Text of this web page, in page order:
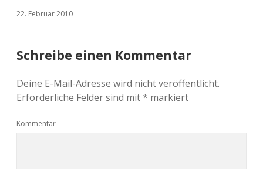
22. Februar 2010
Schreibe einen Kommentar
Deine E-Mail-Adresse wird nicht veröffentlicht.
Erforderliche Felder sind mit* markiert
Kommentar